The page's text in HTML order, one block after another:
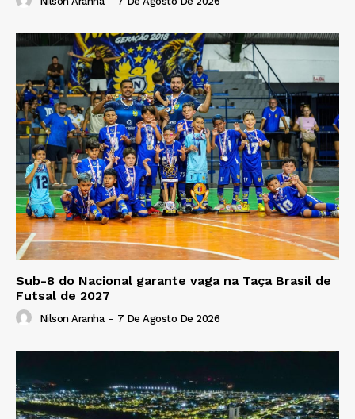
Sub-8 do Nacional garante vaga na Taça Brasil de
Futsal de 2027
Nilson Aranha - 7 De Agosto De 2026